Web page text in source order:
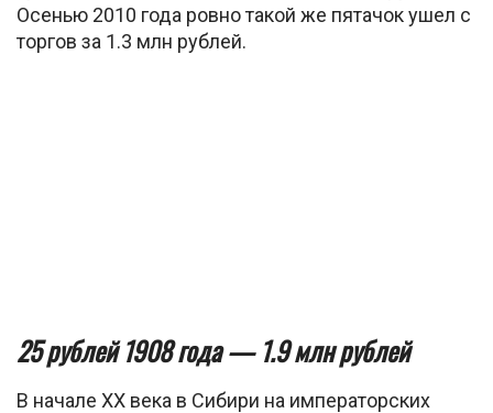
Осенью 2010 года ровно такой же пятачок ушел с
торгов за 1.3 млн рублей.
25 рублей 1908 года — 1.9 млн рублей
В начале XX века в Сибири на императорских